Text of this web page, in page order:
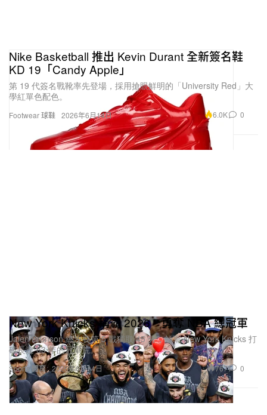
Footwear 球鞋
Nike Basketball 推出 Kevin Durant 全新簽名鞋
KD 19「Candy Apple」
第 19 代簽名戰靴率先登場，採用搶眼鮮明的「University Red」大
學紅單色配色。
2026年6月14日 6.0K 0
Sports 體育
New York Knicks 稱霸 2026 勇奪 NBA 總冠軍
Jalen Brunson 總決賽第 5 戰獨取 45 分，領軍 New York Knicks 打
破長達 53 年的冠軍荒。
2026年6月14日 767 0